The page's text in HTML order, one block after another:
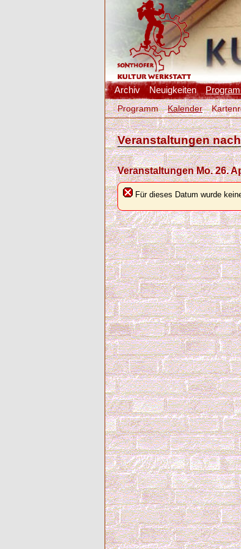
Archiv Neuigkeiten
Programm Kalender
Veranstaltungen
Veranstaltungen Mo. 26.
Für dieses Datum wurde